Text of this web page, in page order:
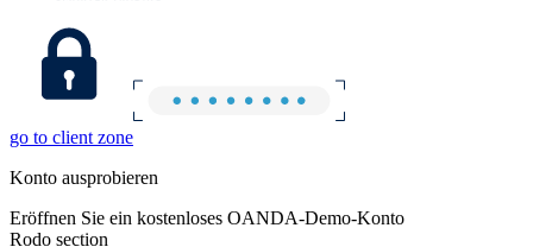
go to client zone
Konto ausprobieren
Eröffnen Sie ein kostenloses OANDA-Demo-Konto
Rodo section